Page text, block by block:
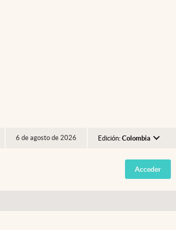
6 de agosto de 2026 Edición: Colombia
Argentina
España
Acceder